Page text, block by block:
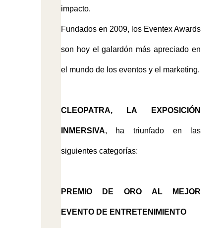
impacto.
Fundados en 2009, los Eventex Awards
son hoy el galardón más apreciado en
el mundo de los eventos y el marketing.
CLEOPATRA, LA EXPOSICIÓN
INMERSIVA, ha triunfado en las
siguientes categorías:
PREMIO DE ORO AL MEJOR
EVENTO DE ENTRETENIMIENTO